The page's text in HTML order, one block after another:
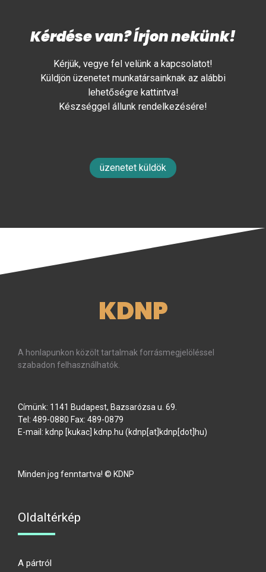
Kérdése van? Írjon nekünk!
Kérjük, vegye fel velünk a kapcsolatot!
Küldjön üzenetet munkatársainknak az alábbi
lehetőségre kattintva!
Készséggel állunk rendelkezésére!
üzenetet küldök
KDNP
A honlapunkon közölt tartalmak forrásmegjelöléssel
szabadon felhasználhatók.
Címünk: 1141 Budapest, Bazsarózsa u. 69.
Tel: 489-0880 Fax: 489-0879
E-mail: kdnp [kukac] kdnp hu (kdnp[at]kdnp[dot]hu)
Minden jog fenntartva! © KDNP
Oldaltérkép
A pártról